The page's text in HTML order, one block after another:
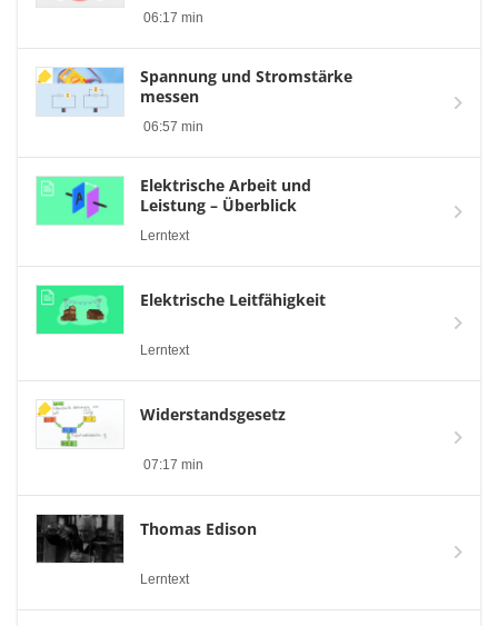
06:17 min
Spannung und Stromstärke
messen
06:57 min
Elektrische Arbeit und
Leistung – Überblick
Lerntext
Elektrische Leitfähigkeit
Lerntext
Widerstandsgesetz
07:17 min
Thomas Edison
Lerntext